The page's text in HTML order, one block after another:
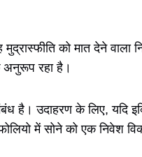
को मात देने
अनुरूप रहा है।
है। उदाहरण के लिए, यदि
में सोने को एक निवेश